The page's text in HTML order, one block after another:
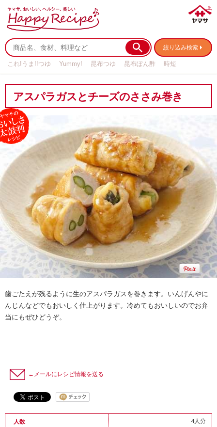
絞り込み検索
これ!うま!!つゆ Yummy! 昆布つゆ 昆布ぽん酢
時短
アスパラガスとチーズのささみ巻き
歯ごたえが残るように生のアスパラガスを巻きます。いんげんやに
んじんなどでもおいしく仕上がります。冷めてもおいしいのでお弁
当にもぜひどうぞ。
←メールにレシピ情報を送る
人数
4人分